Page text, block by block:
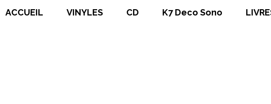
ACCUEIL VINYLES CD K7 Deco Sono